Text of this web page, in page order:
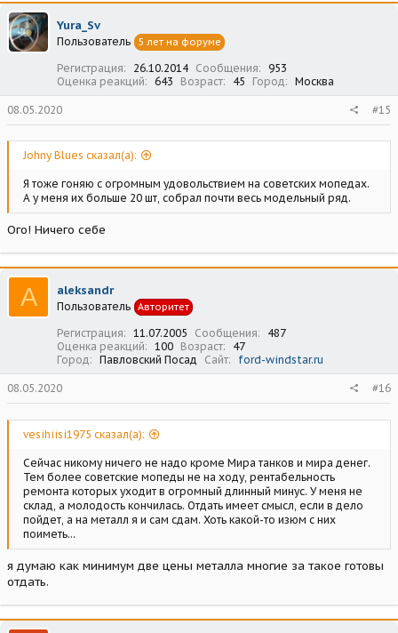
ц
и
и
Yura_Sv
Пользователь 5 лет на форуме
Регистрация 26.10.2014 Сообщения
953
Оценка реакций
643 Возраст 45 Город Москва
08.05.2020 #15
Johny Blues сказал(а):
Я тоже гоняю с огромным удовольствием на советских мопедах.
А у меня их больше 20 шт, собрал почти весь модельный ряд.
Ого! Ничего себе
A aleksandr
Пользователь Авторитет
Регистрация 11.07.2005 Сообщения
487
Оценка реакций
100 Возраст
47
Город
Павловский Посад Сайт ford-windstar.ru
08.05.2020 #16
vesihiisi1975 сказал(а):
Сейчас никому ничего не надо кроме Мира танков и мира денег.
Тем более советские мопеды не на ходу, рентабельность
ремонта которых уходит в огромный длинный минус. У меня не
склад, а молодость кончилась. Отдать имеет смысл, если в дело
пойдет, а на металл я и сам сдам. Хоть какой-то изюм с них
поиметь...
я думаю как минимум две цены металла многие за такое готовы
отдать.